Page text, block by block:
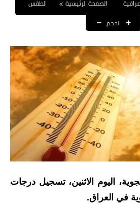
نتائج التعيينات
العقود والاجور اليومية
الرواتب والقروض
الرواتب
القروض والسلف
المنح المالية
قطع الاراضي
اخبار العراق
الاخبار السياسية
عراقية الصفحة الرئيسية
الطقس
الحجم
اليوم الاثنين، تسجيل درجات